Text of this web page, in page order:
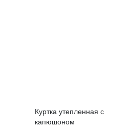
Куртка утепленная с
капюшоном